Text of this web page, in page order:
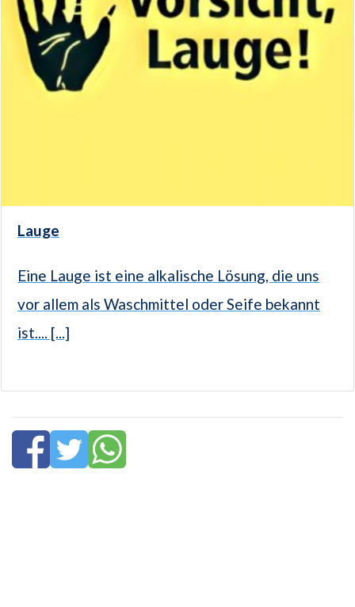
Lauge
Eine Lauge ist eine alkalische Lösung, die uns
vor allem als Waschmittel oder Seife bekannt
ist.... [...]